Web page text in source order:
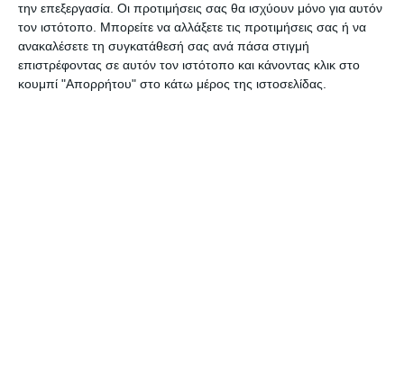
την επεξεργασία. Οι προτιμήσεις σας θα ισχύουν μόνο για αυτόν
τον ιστότοπο. Μπορείτε να αλλάξετε τις προτιμήσεις σας ή να
ανακαλέσετε τη συγκατάθεσή σας ανά πάσα στιγμή
επιστρέφοντας σε αυτόν τον ιστότοπο και κάνοντας κλικ στο
κουμπί "Απορρήτου" στο κάτω μέρος της ιστοσελίδας.
ΔΙΑΒΆΣΤΕ ΕΠΊΣΗΣ